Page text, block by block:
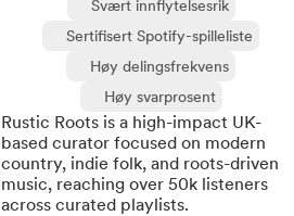
Svært innflytelsesrik
Sertifisert Spotify-spilleliste
Høy delingsfrekvens
Høy svarprosent
Rustic Roots is a high-impact UK-
based curator focused on modern
country, indie folk, and roots-driven
music, reaching over 50k listeners
across curated playlists.